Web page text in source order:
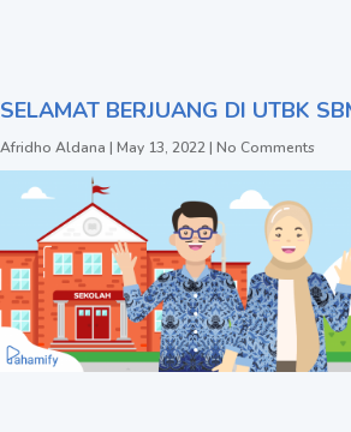
SELAMAT BERJUANG DI UTBK
Afridho Aldana May 13, 2022 No Comments